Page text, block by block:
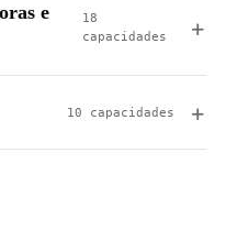
e
18
capacidades
10 capacidades